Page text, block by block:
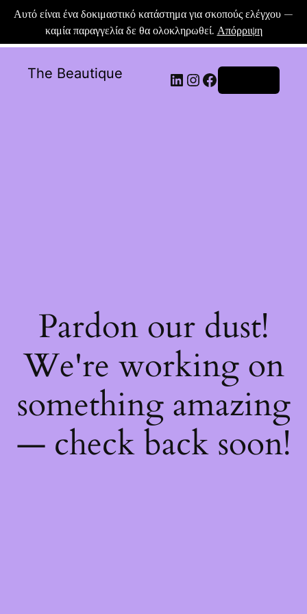
Αυτό είναι ένα δοκιμαστικό κατάστημα για σκοπούς ελέγχου —
καμία παραγγελία δε θα ολοκληρωθεί. Απόρριψη
The Beautique
Pardon our dust!
We're working on
something amazing
— check back soon!